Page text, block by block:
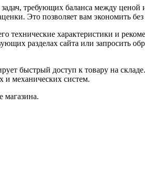
требующих баланса между ценой
Это позволяет вам экономить без
характеристики и
разделах сайта или запросить
быстрый доступ к товару на
и механических систем.
магазина.